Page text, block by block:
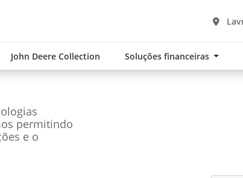
John Deere Collection Soluções financeiras
permitindo
e o